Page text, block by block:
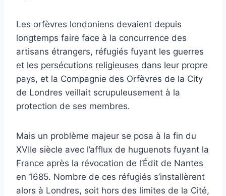
Les orfèvres londoniens devaient depuis
longtemps faire face à la concurrence des
artisans étrangers, réfugiés fuyant les guerres
et les persécutions religieuses dans leur propre
pays, et la Compagnie des Orfèvres de la City
de Londres veillait scrupuleusement à la
protection de ses membres.
Mais un problème majeur se posa à la fin du
XVIIe siècle avec l’afflux de huguenots fuyant la
France après la révocation de l’Édit de Nantes
en 1685. Nombre de ces réfugiés s’installèrent
alors à Londres, soit hors des limites de la Cité,